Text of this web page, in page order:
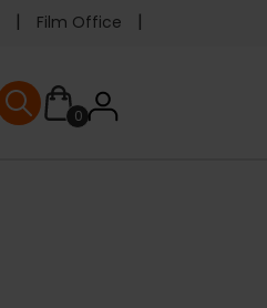
Film Office
0User
User menu